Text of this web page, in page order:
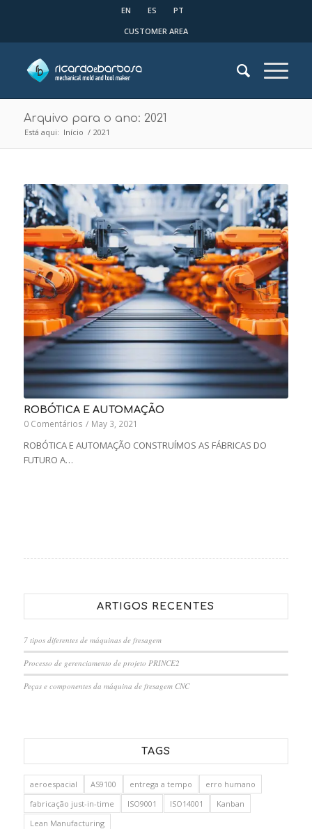
EN ES
PT
CUSTOMER AREA
Arquivo para o ano: 2021
Está aqui: Início / 2021
ROBÓTICA E AUTOMAÇÃO
0 Comentários / May 3, 2021
ROBÓTICA E AUTOMAÇÃO CONSTRUÍMOS AS FÁBRICAS DO
FUTURO A…
ARTIGOS RECENTES
7 tipos diferentes de máquinas de fresagem
Processo de gerenciamento de projeto PRINCE2
Peças e componentes da máquina de fresagem CNC
TAGS
aeroespacial AS9100 entrega a tempo
erro humano
fabricação just-in-time
ISO9001 ISO14001
Kanban
Lean Manufacturing